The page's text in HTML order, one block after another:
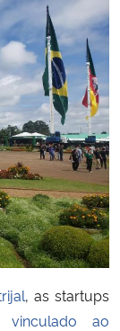
, as startups
vinculado ao